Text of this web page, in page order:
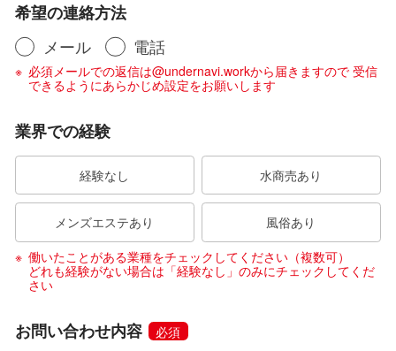
希望の連絡方法
メール
電話
必須メールでの返信は@undernavi.workから届きますので 受信
できるようにあらかじめ設定をお願いします
業界での経験
経験なし 水商売あり
メンズエステあり
風俗あり
働いたことがある業種をチェックしてください（複数可）
どれも経験がない場合は「経験なし」のみにチェックしてくだ
さい
お問い合わせ内容 必須